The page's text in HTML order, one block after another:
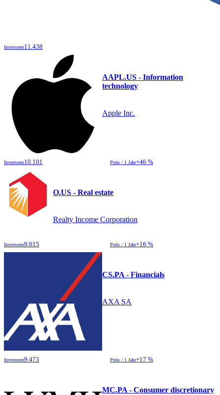
Investoren11.438
AAPL.US - Information
technology
Apple Inc.
Investoren10.101 Preis / 1 Jahr+46 %
O.US - Real estate
Realty Income Corporation
Investoren9.615 Preis / 1 Jahr+16 %
CS.PA - Financials
AXA SA
Investoren9.473 Preis / 1 Jahr+17 %
MC.PA - Consumer discretionary